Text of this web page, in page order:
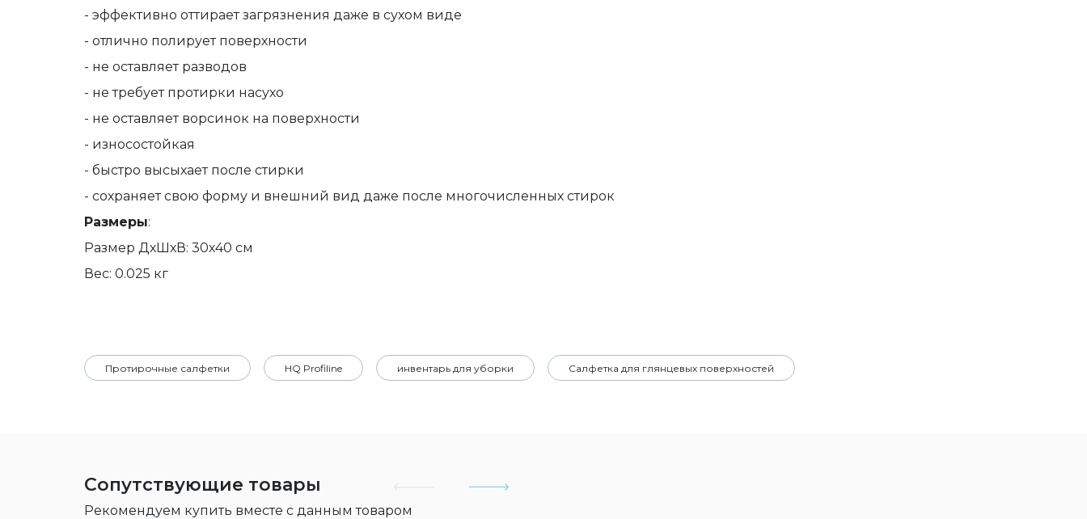
- эффективно оттирает загрязнения даже в сухом виде
- отлично полирует поверхности
- не оставляет разводов
- не требует протирки насухо
- не оставляет ворсинок на поверхности
- износостойкая
- быстро высыхает после стирки
- сохраняет свою форму и внешний вид даже после многочисленных стирок
Размеры:
Размер ДхШхВ: 30х40 см
Вес: 0.025 кг
Протирочные салфетки HQ Profiline инвентарь для уборки Салфетка для глянцевых поверхностей
Сопутствующие товары
Рекомендуем купить вместе с данным товаром